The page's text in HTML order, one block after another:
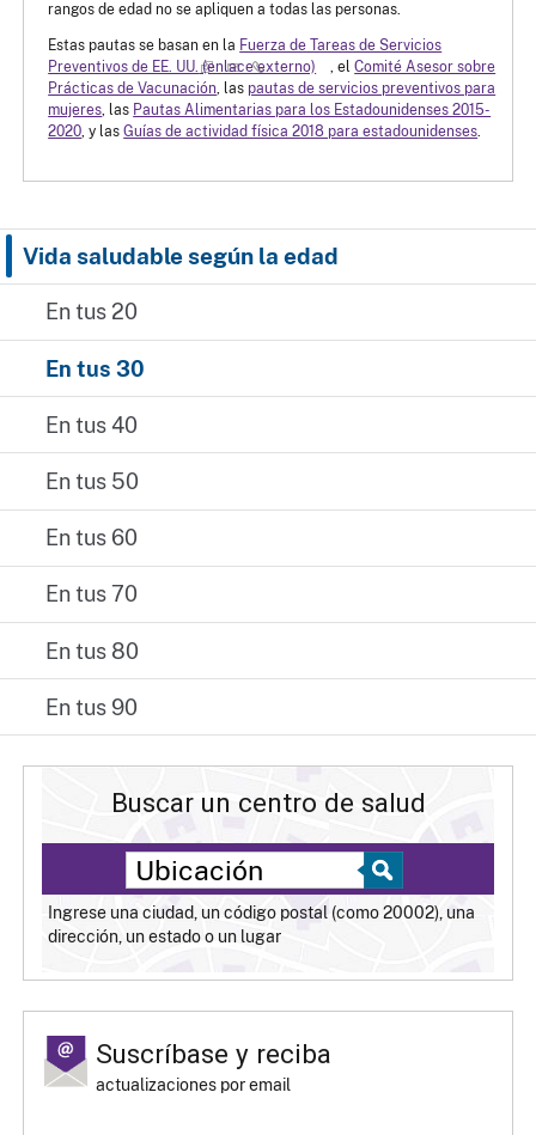
Vida saludable según la edad
En tus 20
En tus 30
En tus 40
En tus 50
En tus 60
En tus 70
En tus 80
En tus 90
Buscar un centro de salud
Ingrese una ciudad, un código postal (como 20002), una
dirección, un estado o un lugar
Suscríbase y reciba
actualizaciones por email
rangos de edad no se apliquen a todas las personas.
Estas pautas se basan en la Fuerza de Tareas de Servicios
Preventivos de EE. UU. (enlace externo) , elComité Asesor sobre
Prácticas de Vacunación, las pautas de servicios preventivos para
mujeres, las Pautas Alimentarias para los Estadounidenses 2015-
2020, y lasGuías de actividad física 2018 para estadounidenses.